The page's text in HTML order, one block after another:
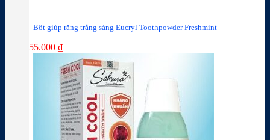
Bột giúp răng trắng sáng Eucryl Toothpowder Freshmint
55.000 ₫